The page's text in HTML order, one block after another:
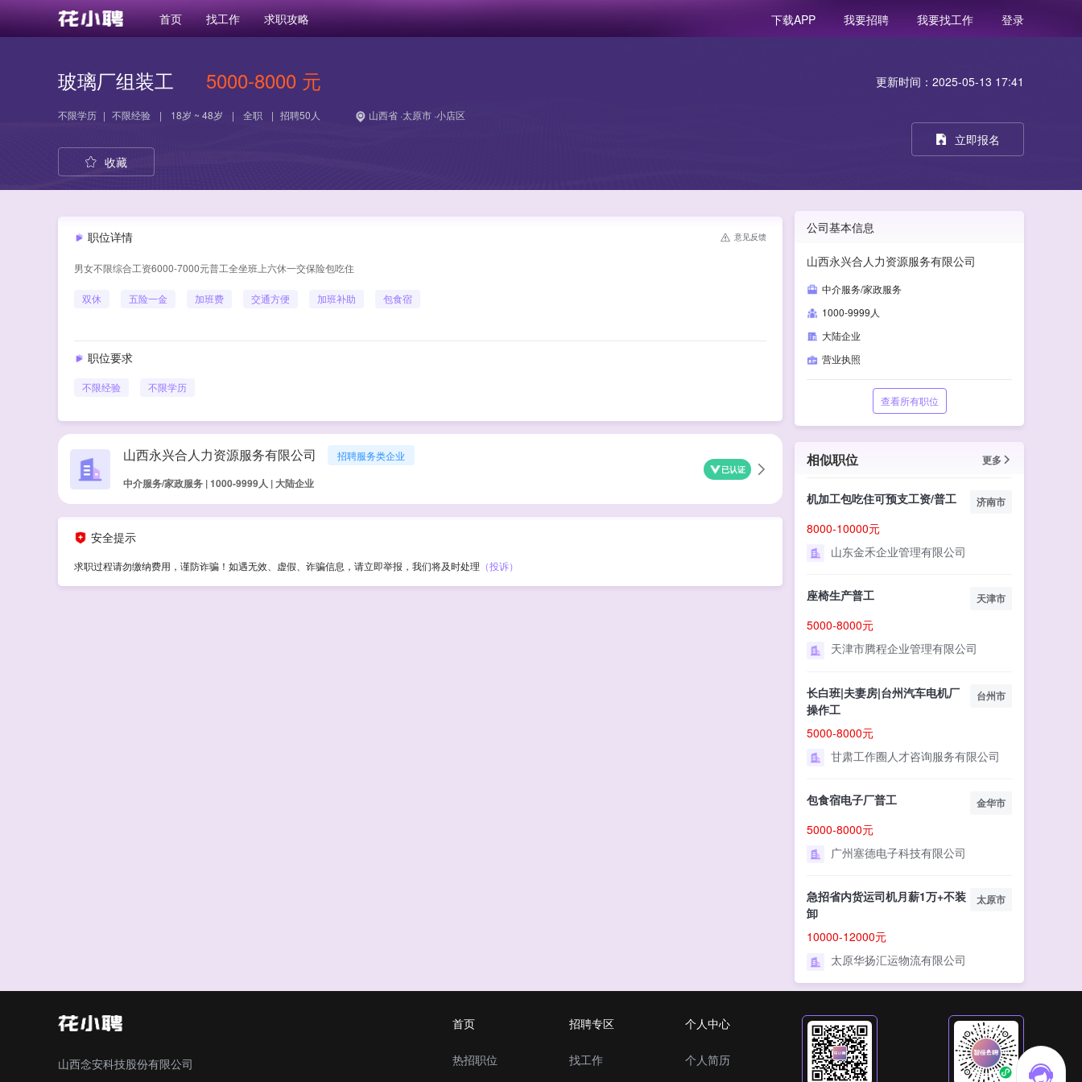
首页 找工作 求职攻略 下载APP 我要招聘 我要找工作 登录
玻璃厂组装工 5000-8000 元
不限学历 | 不限经验 | 18岁 ~ 48岁 | 全职 | 招聘50人 山西省 ·太原市 ·小店区
收藏
职位详情 意见反馈
男女不限综合工资6000-7000元普工全坐班上六休一交保险包吃住
双休 五险一金 加班费 交通方便 加班补助 包食宿
职位要求
不限经验 不限学历
山西永兴合人力资源服务有限公司 招聘服务类企业
中介服务/家政服务 | 1000-9999人 | 大陆企业
已认证
安全提示
求职过程请勿缴纳费用，谨防诈骗！如遇无效、虚假、诈骗信息，请立即举报，我们将及时处理 （投诉）
更新时间：2025-05-13 17:41
立即报名
公司基本信息
山西永兴合人力资源服务有限公司
中介服务/家政服务
1000-9999人
大陆企业
营业执照
查看所有职位
相似职位 更多
机加工包吃住可预支工资/普工 济南市
8000-10000元
山东金禾企业管理有限公司
座椅生产普工 天津市
5000-8000元
天津市腾程企业管理有限公司
长白班|夫妻房|台州汽车电机厂
操作工
台州市
5000-8000元
甘肃工作圈人才咨询服务有限公司
包食宿电子厂普工 金华市
5000-8000元
广州塞德电子科技有限公司
急招省内货运司机月薪1万+不装
卸
太原市
10000-12000元
太原华扬汇运物流有限公司
山西念安科技股份有限公司
首页
热招职位
招聘专区
找工作
个人中心
个人简历